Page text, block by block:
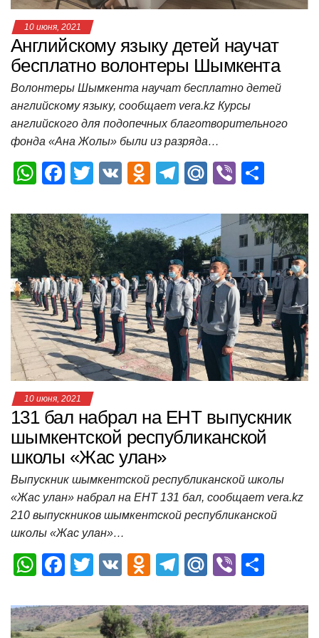
10 июня, 2021
Английскому языку детей научат
бесплатно волонтеры Шымкента
Волонтеры Шымкента научат бесплатно детей
английскому языку, сообщает vera.kz Курсы
английского для подопечных благотворительного
фонда «Ана Жолы» были из разряда…
W
at
s
A
p
p
F
c
e
b
o
o
k
T
tt
er
V
O
n
o
kl
a
ss
ni
ki
T
e
gr
a
m
M
.R
u
Vi
er п
р
а
в
и
т
ь
10 июня, 2021
131 бал набрал на ЕНТ выпускник
шымкентской республиканской
школы «Жас улан»
Выпускник шымкентской республиканской школы
«Жас улан» набрал на ЕНТ 131 бал, сообщает vera.kz
210 выпускников шымкентской республиканской
школы «Жас улан»…
W
at
s
F
c
e
T
tt
er
V
O
n
o
T
e
gr
M
.R
u
Vi
er п
р